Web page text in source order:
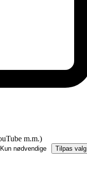
m.m.)
Kun nødvendige Tilpas valg